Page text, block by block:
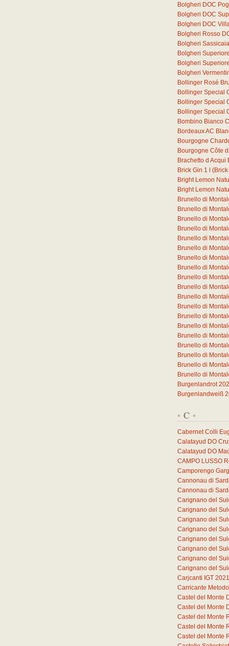
Bolgheri DOC
Bolgheri DOC
Bolgheri DOC
Bolgheri Rosso
Bolgheri
Bolgheri
Bolgheri
Bolgheri
Bollinger Rosé
Bollinger Special
Bollinger Special
Bollinger Special
Bombino Bianco
Bordeaux AC
Bourgogne
Bourgogne Côte
Brachetto d Acqui
Brick Gin 1
Bright Lemon
Bright Lemon
Brunello di
Brunello di
Brunello di
Brunello di
Brunello di
Brunello di
Brunello di
Brunello di
Brunello di
Brunello di
Brunello di
Brunello di
Brunello di
Brunello di
Brunello di
Brunello di
Brunello di
Brunello di
Brunello di
Burgenlandrot
Burgenlandweiß
* C *
Cabernet Colli
Calatayud DO
Calatayud DO
CAMPO LUSSO
Camporengo
Cannonau di
Cannonau di
Carignano del
Carignano del
Carignano del
Carignano del
Carignano del
Carignano del
Carignano del
Carignano del
Carjcanti IGT 2021
Carricante
Castel del Monte
Castel del Monte
Castel del Monte
Castel del Monte
Castel del Monte